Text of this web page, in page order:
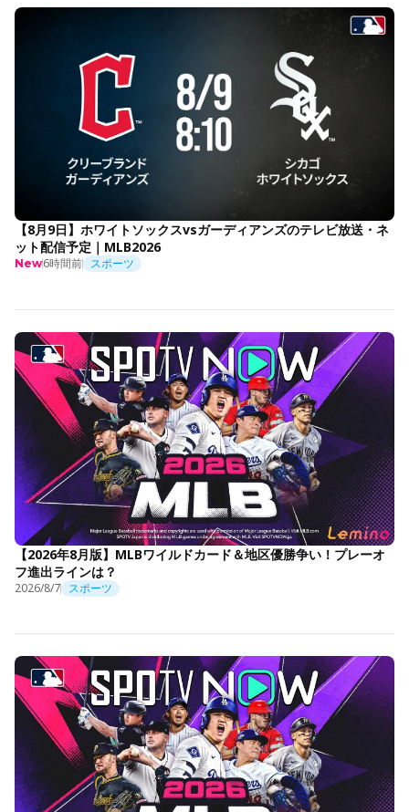
【8月9日】ホワイトソックスvsガーディアンズのテレビ放送・ネ
ット配信予定｜MLB2026
New6時間前 スポーツ
【2026年8月版】MLBワイルドカード＆地区優勝争い！プレーオ
フ進出ラインは？
2026/8/7 スポーツ